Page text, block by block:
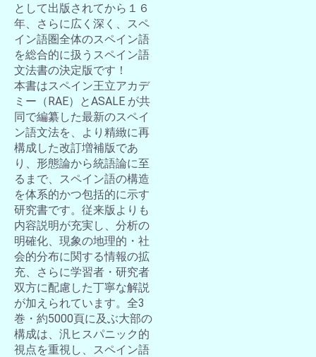
として出版されてから１６
年、さらに広く深く、スペ
イン語圏全体のスペイン語
を総合的に扱うスペイン語
文法書の決定版です！
本書はスペイン王立アカデ
ミー（RAE）とASALE が共
同で編纂した最新のスペイ
ン語文法を、より精緻に再
構成した改訂増補版であ
り、形態論から統語論に至
るまで、スペイン語の構造
を体系的かつ包括的に示す
研究書です。従来版よりも
内容説明が充実し、分析の
明確化、現象の地理的・社
会的分布に関する情報の拡
充、さらに学習者・研究者
双方に配慮した丁寧な解説
が加えられています。全3
巻・約5000頁に及ぶ大部の
構成は、汎ヒスパニック的
視点を重視し、スペイン語